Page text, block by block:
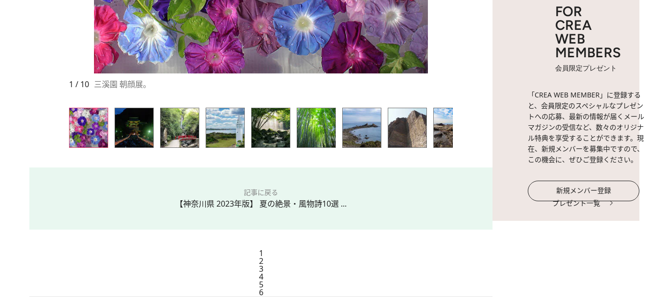
1 / 10 三溪園 朝顔展。
記事に戻る
【神奈川県 2023年版】 夏の絶景・風物詩10選 ...
1
2
3
4
5
6
FOR
CREA
WEB
MEMBERS
会員限定プレゼント
「CREA WEB MEMBER」に登録する
と、会員限定のスペシャルなプレゼン
トへの応募、最新の情報が届くメール
マガジンの受信など、数々のオリジナ
ル特典を享受することができます。現
在、新規メンバーを募集中ですので、
この機会に、ぜひご登録ください。
新規メンバー登録
プレゼント一覧